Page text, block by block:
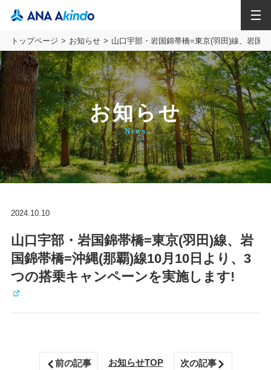
トップページ お知らせ 山口宇部・岩国錦帯橋=東京(羽田)線、岩国
お知らせ
News
2024.10.10
山口宇部・岩国錦帯橋=東京(羽田)線、岩
国錦帯橋=沖縄(那覇)線10月10日より、3
つの搭乗キャンペーンを実施します!
前の記事 お知らせTOP 次の記事